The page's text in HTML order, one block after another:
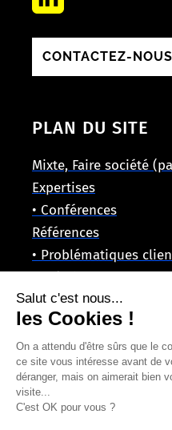
CONTACTEZ-NOUS
PLAN DU SITE
Mixte, Faire société
Expertises
• Conférences
Références
• Problématiques
Équipe
L'identité en questions
Politique de
Mentions légales
Salut c'est nous...
les Cookies !
On a attendu d'être sûrs que le
ce site vous intéresse avant de
déranger, mais on aimerait bien
visite...
C'est OK pour vous ?